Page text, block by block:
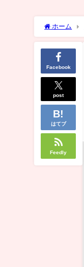
ホーム
Facebook
post
はてブ
Feedly